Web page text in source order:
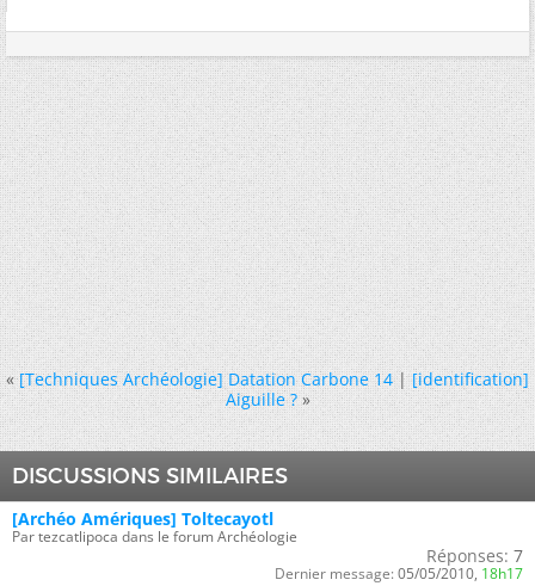
« [Techniques Archéologie] Datation Carbone 14|[identification]
Aiguille ? »
DISCUSSIONS SIMILAIRES
[Archéo Amériques] Toltecayotl
Par tezcatlipoca dans le forum Archéologie
Réponses: 7
Dernier message: 05/05/2010, 18h17